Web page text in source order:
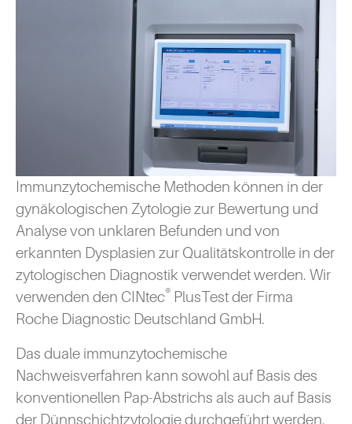
Immunzytochemische Methoden können in der
gynäkologischen Zytologie zur Bewertung und
Analyse von unklaren Befunden und von
erkannten Dysplasien zur Qualitätskontrolle in der
zytologischen Diagnostik verwendet werden. Wir
verwenden den CINtec® PlusTest der Firma
Roche Diagnostic Deutschland GmbH.
Das duale immunzytochemische
Nachweisverfahren kann sowohl auf Basis des
konventionellen Pap-Abstrichs als auch auf Basis
der Dünnschichtzytologie durchgeführt werden.